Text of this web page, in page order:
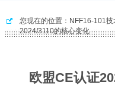
您现在的位置： NFF16-101
2024/3110的核心变化
欧盟CE认证